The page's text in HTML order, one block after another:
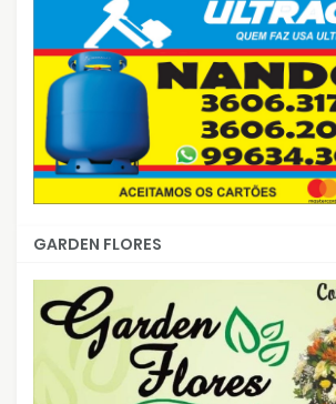
GARDEN FLORES